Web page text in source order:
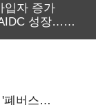
입자 증가
성장…
버스